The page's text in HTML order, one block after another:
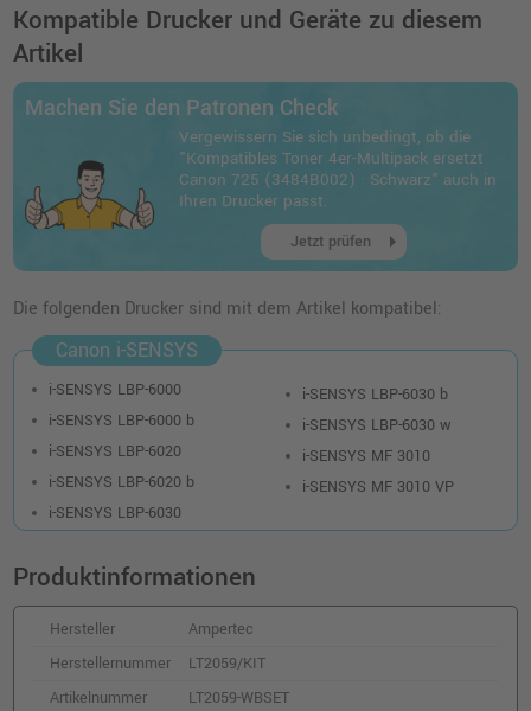
Kompatible Drucker und Geräte zu diesem
Artikel
Machen Sie den Patronen Check
Vergewissern Sie sich unbedingt, ob die
"Kompatibles Toner 4er-Multipack ersetzt
Canon 725 (3484B002) · Schwarz" auch in
Ihren Drucker passt.
Jetzt prüfen arrow_right
Die folgenden Drucker sind mit dem Artikel kompatibel:
Canon i-SENSYS
i-SENSYS LBP-6000
i-SENSYS LBP-6000 b
i-SENSYS LBP-6020
i-SENSYS LBP-6020 b
i-SENSYS LBP-6030
i-SENSYS LBP-6030 b
i-SENSYS LBP-6030 w
i-SENSYS MF 3010
i-SENSYS MF 3010 VP
Produktinformationen
Hersteller
Ampertec
Herstellernummer
LT2059/KIT
Artikelnummer
LT2059-WBSET